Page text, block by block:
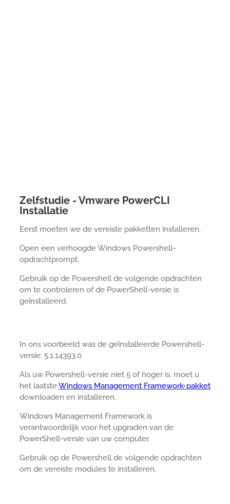
Zelfstudie - Vmware PowerCLI
Installatie
Eerst moeten we de vereiste pakketten installeren.
Open een verhoogde Windows Powershell-
opdrachtprompt.
Gebruik op de Powershell de volgende opdrachten
om te controleren of de PowerShell-versie is
geïnstalleerd.
In ons voorbeeld was de geïnstalleerde Powershell-
versie: 5.1.14393.0
Als uw Powershell-versie niet 5 of hoger is, moet u
het laatsteWindows Management Framework-pakket
downloaden en installeren.
Windows Management Framework is
verantwoordelijk voor het upgraden van de
PowerShell-versie van uw computer.
Gebruik op de Powershell de volgende opdrachten
om de vereiste modules te installeren.